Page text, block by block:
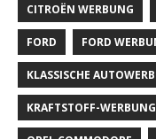
CITROËN WERBUNG
FORD FORD
KLASSISCHE
KRAFTSTOFF-WERBUNG